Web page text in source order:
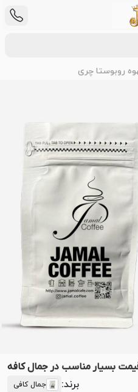
روبوستا چری
بسیار مناسب در جمال کافه
برند: جمال کافی